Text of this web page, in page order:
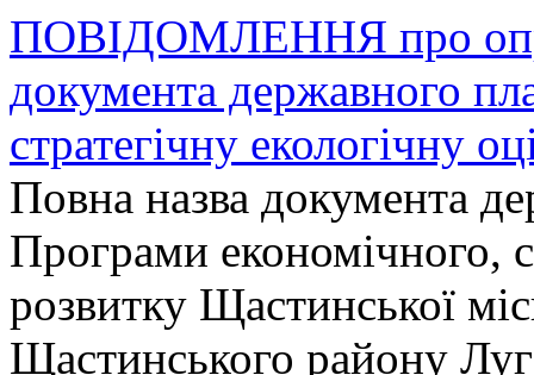
ПОВІДОМЛЕННЯ про
документа державного
стратегічну екологічну
Повна назва документа
Програми економічного,
розвитку Щастинської
Щастинського району